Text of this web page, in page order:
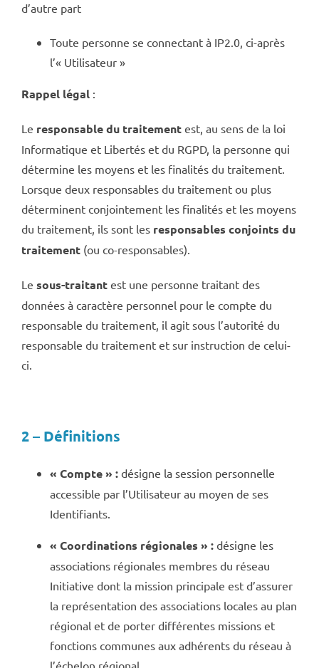
d’autre part
Toute personne se connectant à IP2.0, ci-après
l’« Utilisateur »
Rappel légal :
Le responsable du traitement est, au sens de la loi
Informatique et Libertés et du RGPD, la personne qui
détermine les moyens et les finalités du traitement.
Lorsque deux responsables du traitement ou plus
déterminent conjointement les finalités et les moyens
du traitement, ils sont les responsables conjoints du
traitement (ou co-responsables).
Le sous-traitantest une personne traitant des
données à caractère personnel pour le compte du
responsable du traitement, il agit sous l’autorité du
responsable du traitement et sur instruction de celui-
ci.
2 – Définitions
« Compte » :désigne la session personnelle
accessible par l’Utilisateur au moyen de ses
Identifiants.
« Coordinations régionales » :désigne les
associations régionales membres du réseau
Initiative dont la mission principale est d’assurer
la représentation des associations locales au plan
régional et de porter différentes missions et
fonctions communes aux adhérents du réseau à
l’échelon régional.